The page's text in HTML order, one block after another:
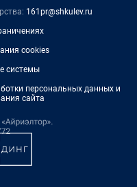
161pr@shkulev.ru
cookies
системы
персональных данных и
сайта